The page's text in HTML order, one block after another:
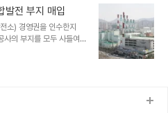
플러스 카페에 인테리어
이다. 의왕시와 GS파워
도 안정적인 일자리 창출
스 카페는 노인, 장애인, 다
에 소재한 공공청사 내에
전 부지 매입
소) 경영권을 인수한지
사의 부지를 모두 사들여
사할 수 있게 됐다. 지역난
한 안양 열원부지는 안양